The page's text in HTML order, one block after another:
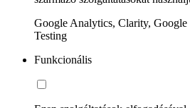
Google Analytics, Clarity,
Testing
Funkcionális